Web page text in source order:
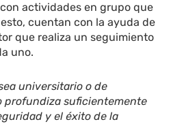
actividades en grupo que
cuentan con la ayuda de
que realiza un seguimiento
uno.
universitario o de
profundiza suficientemente
y el éxito de la